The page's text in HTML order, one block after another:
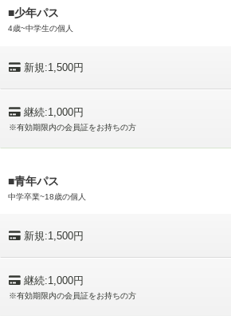
■少年パス
4歳~中学生の個人
新規:1,500円
継続:1,000円
※有効期限内の会員証をお持ちの方
■青年パス
中学卒業~18歳の個人
新規:1,500円
継続:1,000円
※有効期限内の会員証をお持ちの方